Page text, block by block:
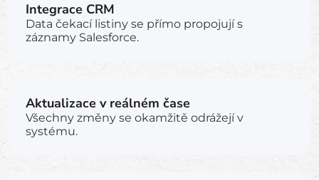
Integrace CRM
Data čekací listiny se přímo propojují s
záznamy Salesforce.
Aktualizace v reálném čase
Všechny změny se okamžitě odrážejí v
systému.